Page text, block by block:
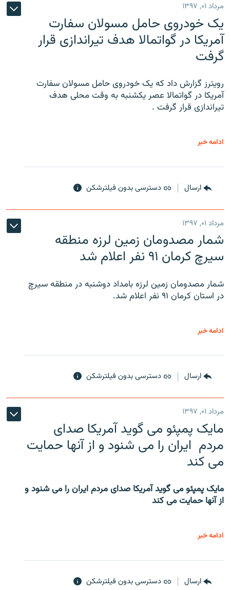
مرداد ۰۱, ۱۳۹۷
یک خودروی حامل مسولان سفارت
آمریکا در گواتمالا هدف تیراندازی قرار
گرفت
رویترز گزارش داد که یک خودروی حامل مسولان سفارت
آمریکا در گواتمالا عصر یکشنبه به وقت محلی هدف
تیراندازی قرار گرفت .
ادامه خبر
ارسال دسترسی بدون فیلترشکن
مرداد ۰۱, ۱۳۹۷
شمار مصدومان زمین لرزه منطقه
سیرچ کرمان ۹۱ نفر اعلام شد
شمار مصدومان زمین لرزه بامداد دوشنبه در منطقه سیرچ
در استان کرمان ۹۱ نفر اعلام شد.
ادامه خبر
ارسال دسترسی بدون فیلترشکن
مرداد ۰۱, ۱۳۹۷
مایک پمپئو می گوید آمریکا صدای
مردم ایران را می شنود و از آنها حمایت
می کند
مایک پمپئو می گوید آمریکا صدای مردم ایران را می شنود و
از آنها حمایت می کند
ادامه خبر
ارسال دسترسی بدون فیلترشکن